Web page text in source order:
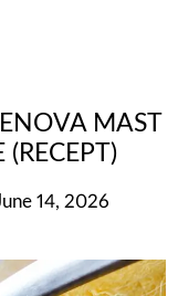
MAST
14, 2026